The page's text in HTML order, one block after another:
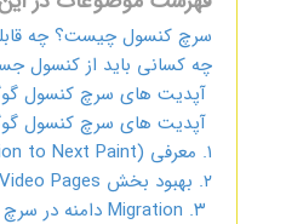
سرچ کنسول چیست؟ چه
چه کسانی باید از کنسول
آپدیت های سرچ کنسول گوگل
آپدیت های سرچ کنسول گوگل
۱. معرفی INP (Interaction to Next Paint) به جای FID
۲. بهبود بخش Video Pages